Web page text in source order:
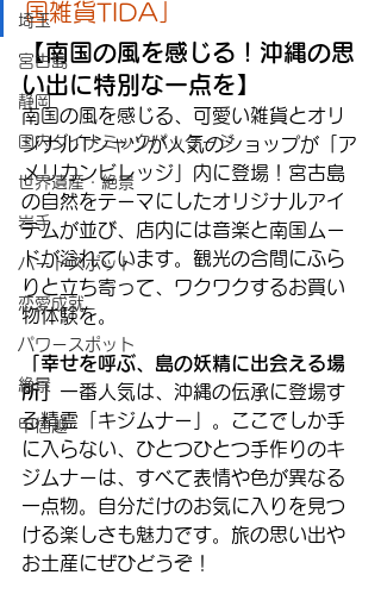
埼玉
宮古島
静岡
国内ダイナミックパッケージ
世界遺産・絶景
岩手
ハートスポット
恋愛成就
パワースポット
絶景
甲信越
国雑貨TIDA」
【南国の風を感じる！沖縄の思
い出に特別な一点を】
南国の風を感じる、可愛い雑貨とオリ
ジナルTシャツが人気のショップが「ア
メリカンビレッジ」内に登場！宮古島
の自然をテーマにしたオリジナルアイ
テムが並び、店内には音楽と南国ムー
ドが溢れています。観光の合間にふら
りと立ち寄って、ワクワクするお買い
物体験を。
「幸せを呼ぶ、島の妖精に出会える場
所」 一番人気は、沖縄の伝承に登場す
る精霊「キジムナー」。ここでしか手
に入らない、ひとつひとつ手作りのキ
ジムナーは、すべて表情や色が異なる
一点物。自分だけのお気に入りを見つ
ける楽しさも魅力です。旅の思い出や
お土産にぜひどうぞ！